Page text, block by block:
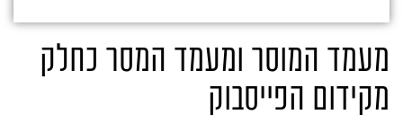
מעמד המוסר ומעמד המסר כחלק
מקידום הפייסבוק